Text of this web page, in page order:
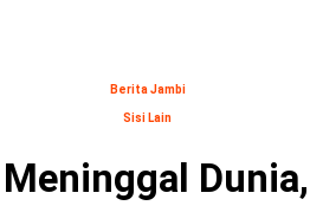
Berita Jambi
Sisi Lain